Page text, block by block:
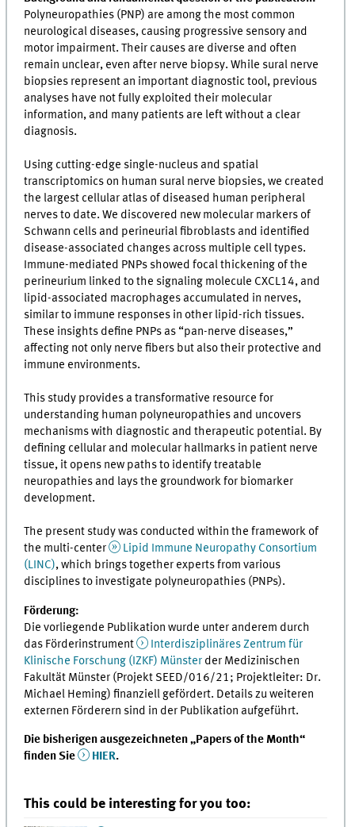
Polyneuropathies (PNP) are among the most common
neurological diseases, causing progressive sensory and
motor impairment. Their causes are diverse and often
remain unclear, even after nerve biopsy. While sural nerve
biopsies represent an important diagnostic tool, previous
analyses have not fully exploited their molecular
information, and many patients are left without a clear
diagnosis.
Using cutting-edge single-nucleus and spatial
transcriptomics on human sural nerve biopsies, we created
the largest cellular atlas of diseased human peripheral
nerves to date. We discovered new molecular markers of
Schwann cells and perineurial fibroblasts and identified
disease-associated changes across multiple cell types.
Immune-mediated PNPs showed focal thickening of the
perineurium linked to the signaling molecule CXCL14, and
lipid-associated macrophages accumulated in nerves,
similar to immune responses in other lipid-rich tissues.
These insights define PNPs as “pan-nerve diseases,”
affecting not only nerve fibers but also their protective and
immune environments.
This study provides a transformative resource for
understanding human polyneuropathies and uncovers
mechanisms with diagnostic and therapeutic potential. By
defining cellular and molecular hallmarks in patient nerve
tissue, it opens new paths to identify treatable
neuropathies and lays the groundwork for biomarker
development.
The present study was conducted within the framework of
the multi-center
Lipid Immune Neuropathy Consortium
(LINC), which brings together experts from various
disciplines to investigate polyneuropathies (PNPs).
Förderung:
Die vorliegende Publikation wurde unter anderem durch
das Förderinstrument
Interdisziplinäres Zentrum für
Klinische Forschung (IZKF) Münster der Medizinischen
Fakultät Münster (Projekt SEED/016/21; Projektleiter: Dr.
Michael Heming) finanziell gefördert. Details zu weiteren
externen Förderern sind in der Publikation aufgeführt.
Die bisherigen ausgezeichneten „Papers of the Month“
finden Sie
HIER.
This could be interesting for you too: